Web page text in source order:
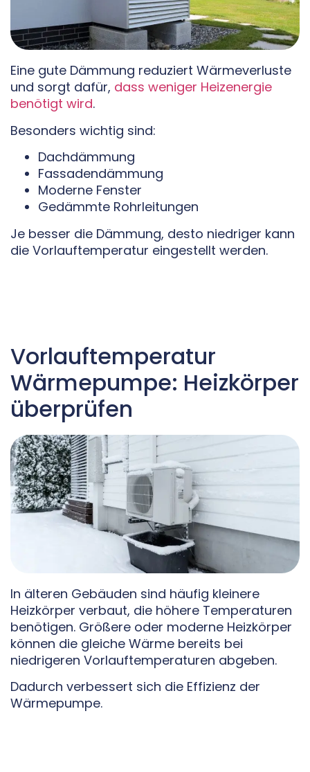
Eine gute Dämmung reduziert Wärmeverluste
und sorgt dafür, dass weniger Heizenergie
benötigt wird.
Besonders wichtig sind:
Dachdämmung
Fassadendämmung
Moderne Fenster
Gedämmte Rohrleitungen
Je besser die Dämmung, desto niedriger kann
die Vorlauftemperatur eingestellt werden.
Vorlauftemperatur
Wärmepumpe: Heizkörper
überprüfen
In älteren Gebäuden sind häufig kleinere
Heizkörper verbaut, die höhere Temperaturen
benötigen. Größere oder moderne Heizkörper
können die gleiche Wärme bereits bei
niedrigeren Vorlauftemperaturen abgeben.
Dadurch verbessert sich die Effizienz der
Wärmepumpe.